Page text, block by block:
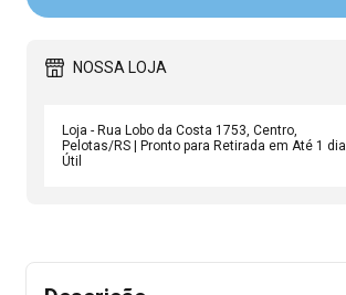
NOSSA LOJA
Loja - Rua Lobo da Costa 1753, Centro,
Pelotas/RS | Pronto para Retirada em Até 1 dia
Útil